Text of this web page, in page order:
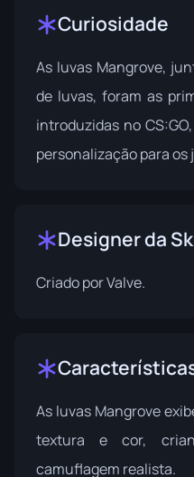
Curiosidade
As luvas Mangrove,
de luvas, foram as
introduzidas no
personalização para os
Designer da
Criado porValve.
As luvas Mangrove
textura e cor,
camuflagem realista.